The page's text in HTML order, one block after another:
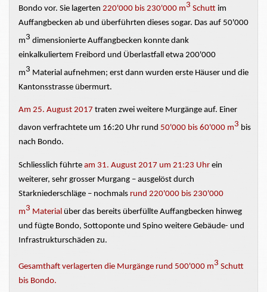
Bondo vor. Sie lagerten 220'000 bis 230'000 m3 Schutt im
Auffangbecken ab und überführten dieses sogar. Das auf 50'000
m3 dimensionierte Auffangbecken konnte dank
einkalkuliertem Freibord und Überlastfall etwa 200'000
m3 Material aufnehmen; erst dann wurden erste Häuser und die
Kantonsstrasse übermurt.
Am 25. August 2017 traten zwei weitere Murgänge auf. Einer
davon verfrachtete um 16:20 Uhr rund 50'000 bis 60'000 m3 bis
nach Bondo.
Schliesslich führte am 31. August 2017 um 21:23 Uhr ein
weiterer, sehr grosser Murgang – ausgelöst durch
Starkniederschläge – nochmals rund 220'000 bis 230'000
m3 Material über das bereits überfüllte Auffangbecken hinweg
und fügte Bondo, Sottoponte und Spino weitere Gebäude- und
Infrastrukturschäden zu.
Gesamthaft verlagerten die Murgänge rund 500'000 m3 Schutt
bis Bondo.